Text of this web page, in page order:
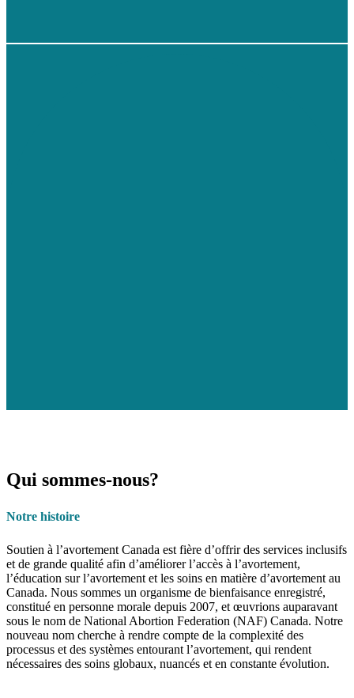
Qui sommes-nous?
Notre histoire
Soutien à l’avortement Canada est fière d’offrir des services inclusifs
et de grande qualité afin d’améliorer l’accès à l’avortement,
l’éducation sur l’avortement et les soins en matière d’avortement au
Canada. Nous sommes un organisme de bienfaisance enregistré,
constitué en personne morale depuis 2007, et œuvrions auparavant
sous le nom de National Abortion Federation (NAF) Canada. Notre
nouveau nom cherche à rendre compte de la complexité des
processus et des systèmes entourant l’avortement, qui rendent
nécessaires des soins globaux, nuancés et en constante évolution.